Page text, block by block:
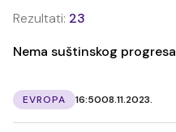
Rezultati: 23
Nema suštinskog progresa
EVROPA 16:5008.11.2023.